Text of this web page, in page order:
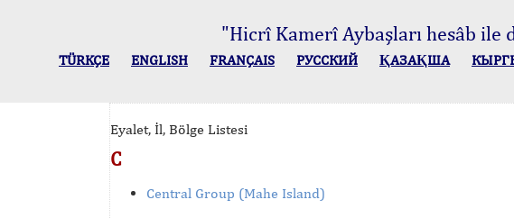
"Hicrî Kamerî Aybaşları hesâb ile
TÜRKÇE ENGLISH FRANÇAIS РУССКИЙ ҚАЗАҚША
Eyalet, İl, Bölge Listesi
C
Central Group (Mahe Island)